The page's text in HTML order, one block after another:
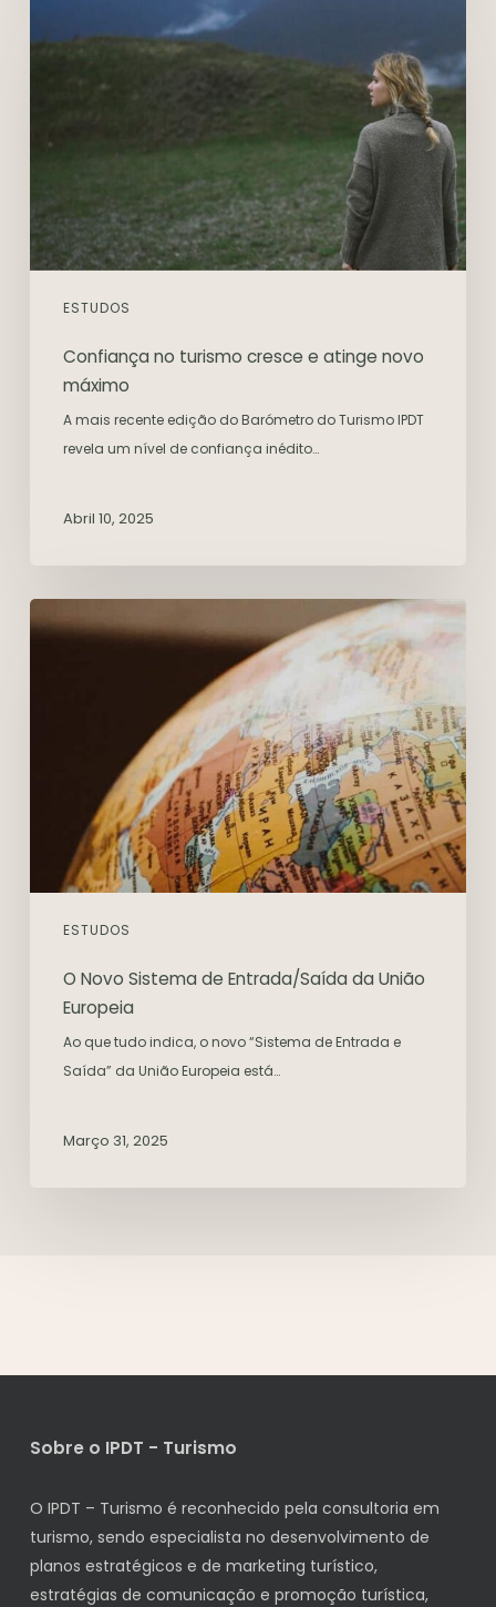
ESTUDOS
Confiança no turismo cresce e atinge novo
máximo
A mais recente edição do Barómetro do Turismo IPDT
revela um nível de confiança inédito…
Abril 10, 2025
ESTUDOS
O Novo Sistema de Entrada/Saída da União
Europeia
Ao que tudo indica, o novo “Sistema de Entrada e
Saída” da União Europeia está…
Março 31, 2025
Sobre o IPDT - Turismo
O IPDT – Turismo é reconhecido pela consultoria em
turismo, sendo especialista no desenvolvimento de
planos estratégicos e de marketing turístico,
estratégias de comunicação e promoção turística,